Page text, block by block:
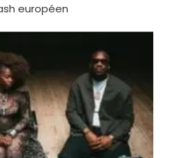
européen